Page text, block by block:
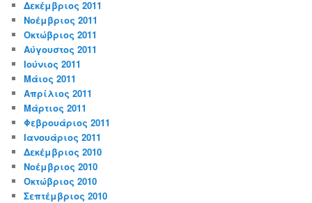
Δεκέμβριος 2011
Νοέμβριος 2011
Οκτώβριος 2011
Αύγουστος 2011
Ιούνιος 2011
Μάιος 2011
Απρίλιος 2011
Μάρτιος 2011
Φεβρουάριος 2011
Ιανουάριος 2011
Δεκέμβριος 2010
Νοέμβριος 2010
Οκτώβριος 2010
Σεπτέμβριος 2010